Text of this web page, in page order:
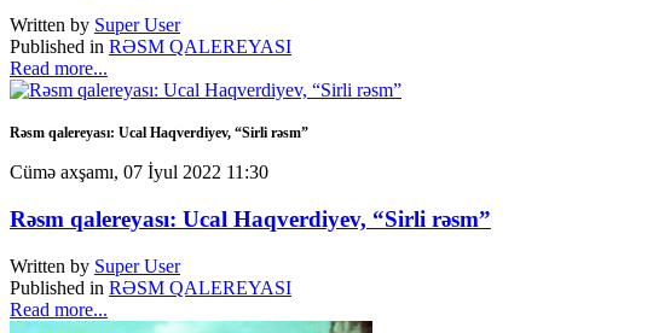
Written by Super User
Published in RƏSM QALEREYASI
Read more...
Rəsm qalereyası: Ucal Haqverdiyev, “Sirli rəsm”
Cümə axşamı, 07 İyul 2022 11:30
Rəsm qalereyası: Ucal Haqverdiyev, “Sirli rəsm”
Written by Super User
Published in RƏSM QALEREYASI
Read more...